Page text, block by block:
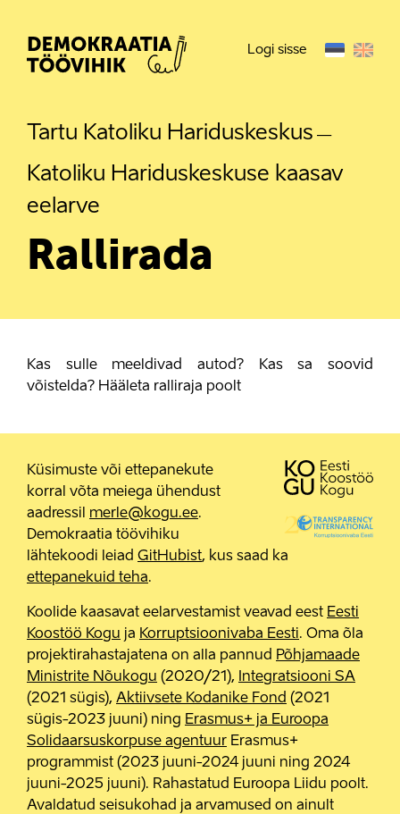
Logi sisse
Tartu Katoliku Hariduskeskus —
Katoliku Hariduskeskuse kaasav
eelarve
Rallirada
Kas sulle meeldivad autod? Kas sa soovid
võistelda? Hääleta ralliraja poolt
Küsimuste või ettepanekute
korral võta meiega ühendust
aadressil merle@kogu.ee.
Demokraatia töövihiku
lähtekoodi leiad GitHubist, kus saad ka
ettepanekuid teha.
Koolide kaasavat eelarvestamist veavad eest Eesti
Koostöö Kogu ja Korruptsioonivaba Eesti. Oma õla
projektirahastajatena on alla pannud Põhjamaade
Ministrite Nõukogu (2020/21),
Integratsiooni SA
(2021 sügis), Aktiivsete Kodanike Fond (2021
sügis-2023 juuni) ning Erasmus+ ja Euroopa
Solidaarsuskorpuse agentuur Erasmus+
programmist (2023 juuni-2024 juuni ning 2024
juuni-2025 juuni). Rahastatud Euroopa Liidu poolt.
Avaldatud seisukohad ja arvamused on ainult